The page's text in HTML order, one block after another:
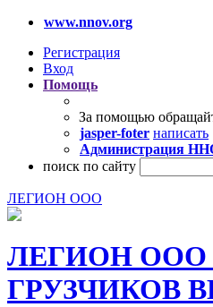
www.nnov.org
Регистрация
Вход
Помощь
За помощью
jasper-foter написать
Администрация
поиск по сайту
ЛЕГИОН ООО
ЛЕГИОН ООО
ГРУЗЧИКОВ